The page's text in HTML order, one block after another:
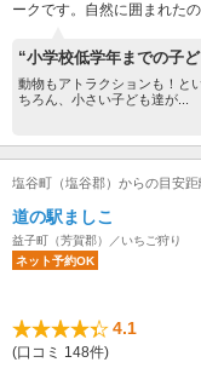
ークです。自然に囲まれた
“小学校低学年までの子
動物もアトラクションも！と
ちろん、小さい子ども達が...
塩谷町（塩谷郡）からの目安距
道の駅ましこ
益子町（芳賀郡）／いちご狩り
ネット予約OK
4.1
(口コミ 148件)